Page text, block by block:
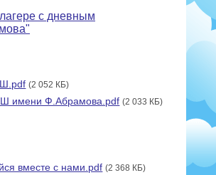
с дневным
(2 052 КБ)
имени Ф.Абрамова.pdf (2 033 КБ)
вместе с нами.pdf (2 368 КБ)